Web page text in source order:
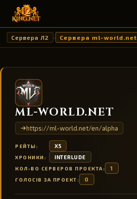
Сервера Л2 › Сервера ml-world.net
ML-WORLD.NET
https://ml-world.net/en/alpha
РЕЙТЫ: X5
ХРОНИКИ: INTERLUDE
КОЛ-ВО СЕРВЕРОВ ПРОЕКТА: 1
ГОЛОСІВ ЗА ПРОЕКТ: 0